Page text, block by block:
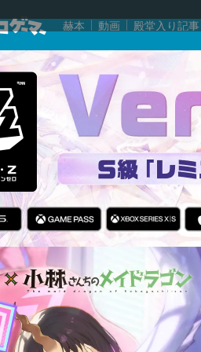
赫本 動画 殿堂入り記事